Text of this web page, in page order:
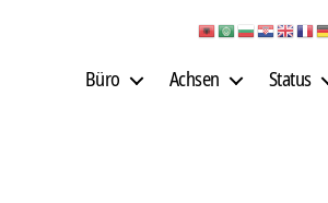
Büro Achsen Status